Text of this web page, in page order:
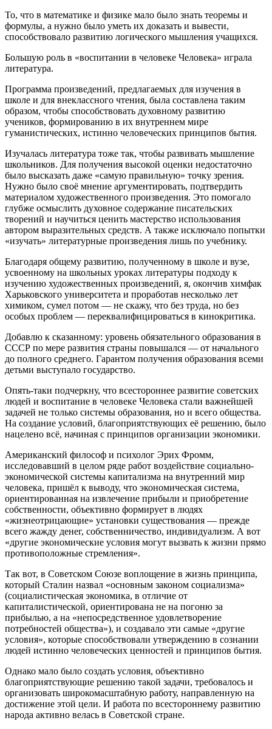
То, что в математике и физике мало было знать теоремы и
формулы, а нужно было уметь их доказать и вывести,
способствовало развитию логического мышления учащихся.
Большую роль в «воспитании в человеке Человека» играла
литература.
Программа произведений, предлагаемых для изучения в
школе и для внеклассного чтения, была составлена таким
образом, чтобы способствовать духовному развитию
учеников, формированию в их внутреннем мире
гуманистических, истинно человеческих принципов бытия.
Изучалась литература тоже так, чтобы развивать мышление
школьников. Для получения высокой оценки недостаточно
было высказать даже «самую правильную» точку зрения.
Нужно было своё мнение аргументировать, подтвердить
материалом художественного произведения. Это помогало
глубже осмыслить духовное содержание писательских
творений и научиться ценить мастерство использования
автором выразительных средств. А также исключало попытки
«изучать» литературные произведения лишь по учебнику.
Благодаря общему развитию, полученному в школе и вузе,
усвоенному на школьных уроках литературы подходу к
изучению художественных произведений, я, окончив химфак
Харьковского университета и проработав несколько лет
химиком, сумел потом — не скажу, что без труда, но без
особых проблем — переквалифицироваться в кинокритика.
Добавлю к сказанному: уровень обязательного образования в
СССР по мере развития страны повышался — от начального
до полного среднего. Гарантом получения образования всеми
детьми выступало государство.
Опять-таки подчеркну, что всестороннее развитие советских
людей и воспитание в человеке Человека стали важнейшей
задачей не только системы образования, но и всего общества.
На создание условий, благоприятствующих её решению, было
нацелено всё, начиная с принципов организации экономики.
Американский философ и психолог Эрих Фромм,
исследовавший в целом ряде работ воздействие социально-
экономической системы капитализма на внутренний мир
человека, пришёл к выводу, что экономическая система,
ориентированная на извлечение прибыли и приобретение
собственности, объективно формирует в людях
«жизнеотрицающие» установки существования — прежде
всего жажду денег, собственничество, индивидуализм. А вот
«другие экономические условия могут вызвать к жизни прямо
противоположные стремления».
Так вот, в Советском Союзе воплощение в жизнь принципа,
который Сталин назвал «основным законом социализма»
(социалистическая экономика, в отличие от
капиталистической, ориентирована не на погоню за
прибылью, а на «непосредственное удовлетворение
потребностей общества»), и создавало эти самые «другие
условия», которые способствовали утверждению в сознании
людей истинно человеческих ценностей и принципов бытия.
Однако мало было создать условия, объективно
благоприятствующие решению такой задачи, требовалось и
организовать широкомасштабную работу, направленную на
достижение этой цели. И работа по всестороннему развитию
народа активно велась в Советской стране.